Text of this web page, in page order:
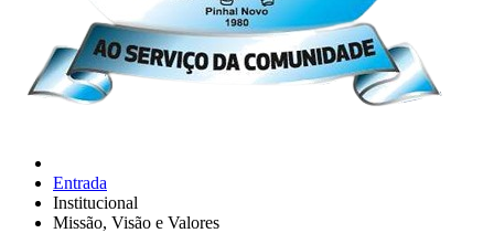
Entrada
Institucional
Missão, Visão e Valores